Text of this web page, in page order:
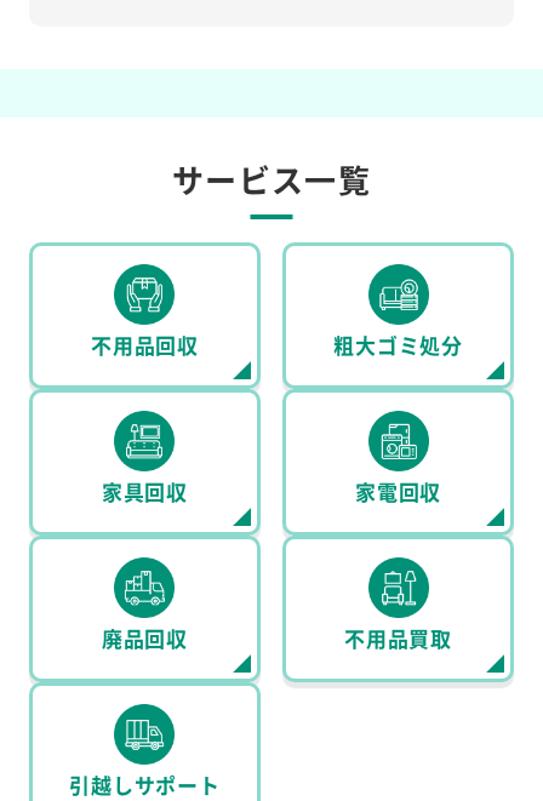
サービス一覧
不用品回収 粗大ゴミ処分
家具回収 家電回収
廃品回収 不用品買取
引越しサポート